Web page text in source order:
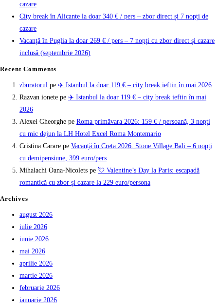
cazare
City break în Alicante la doar 340 € / pers – zbor direct și 7 nopți de
cazare
Vacanță în Puglia la doar 269 € / pers – 7 nopți cu zbor direct și cazare
inclusă (septembrie 2026)
Recent Comments
zburatorul pe ✈️ Istanbul la doar 119 € – city break ieftin în mai 2026
Razvan ionete pe ✈️ Istanbul la doar 119 € – city break ieftin în mai
2026
Alexei Gheorghe pe Roma primăvara 2026: 159 € / persoană, 3 nopți
cu mic dejun la LH Hotel Excel Roma Montemario
Cristina Carare pe Vacanță în Creta 2026: Stone Village Bali – 6 nopți
cu demipensiune, 399 euro/pers
Mihalachi Oana-Nicolets pe 💘 Valentine’s Day la Paris: escapadă
romantică cu zbor și cazare la 229 euro/persona
Archives
august 2026
iulie 2026
iunie 2026
mai 2026
aprilie 2026
martie 2026
februarie 2026
ianuarie 2026